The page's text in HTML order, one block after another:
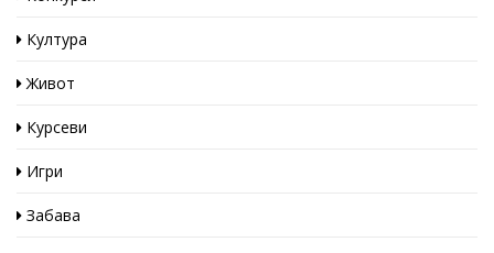
Култура
Живот
Курсеви
Игри
Забава